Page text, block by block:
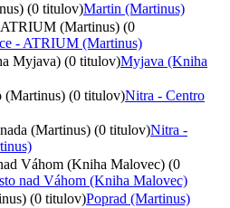
(0 titulov)Martin (Martinus)
(Martinus) (0
- ATRIUM (Martinus)
Myjava) (0 titulov)Myjava (Kniha
(Martinus) (0 titulov)Nitra - Centro
(Martinus) (0 titulov)Nitra -
Váhom (Kniha Malovec) (0
nad Váhom (Kniha Malovec)
(0 titulov)Poprad (Martinus)